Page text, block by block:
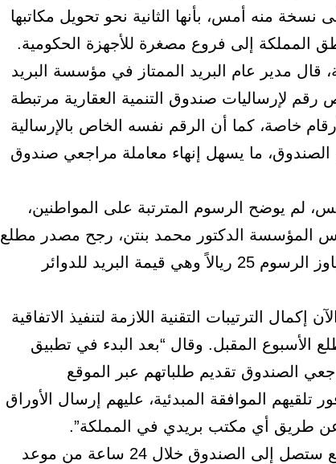
منه أمس، بأنها الثانية نحو تحويل مكاتبها
المملكة إلى فروع مصغرة للأجهزة الحكومية.
قال مدير عام البريد الممتاز في مؤسسة البريد
رقم لإرساليات صندوق التنمية العقارية مرتبطة
خاصة، كما أن الرقم نفسه الخاص بالإرسالية
ما يسهل إنهاء معاملة مراجعي صندوق
لم يوضح الرسوم المترتبة على المواطنين،
المؤسسة الدكتور محمد بنتن، رجح مصدر مطلع
بالبريد السعودي، ألا تتجاوز الرسوم 25 ريالاً وهي قيمة البريد للدوائر
إكمال الترتيبات التقنية اللازمة لتنفيذ الاتفاقية
الأسبوع المقبل. وقال “بعد البدء في تطبيق
الصندوق تقديم طلباتهم عبر الموقع
تلقيهم الموافقة المبدئية، عليهم إرسال الأوراق
عن طريق أي مكتب بريدي في المملكة”.
وأكد أن إرسالية المراجع ستصل إلى الصندوق خلال 24 ساعة من موعد